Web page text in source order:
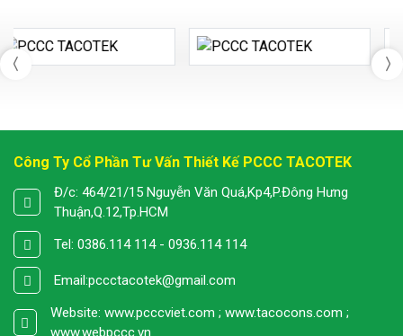
Công Ty Cổ Phần Tư Vấn Thiết Kế PCCC TACOTEK
Đ/c: 464/21/15 Nguyễn Văn Quá,Kp4,P.Đông Hưng
Thuận,Q.12,Tp.HCM
Tel: 0386.114 114 - 0936.114 114
Email:pccctacotek@gmail.com
Website: www.pcccviet.com ; www.tacocons.com ;
www.webpccc.vn